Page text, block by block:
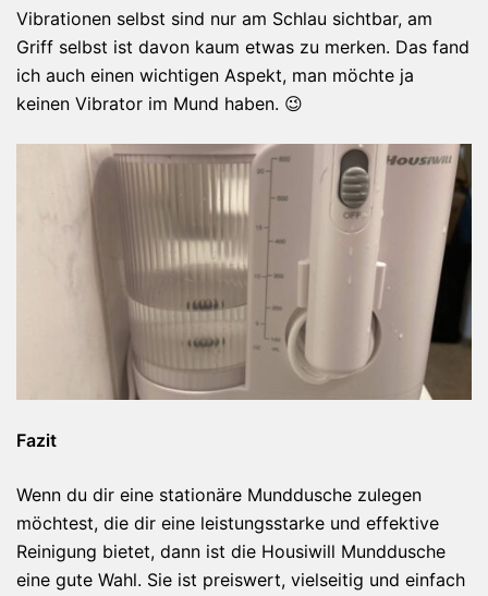
Vibrationen selbst sind nur am Schlau sichtbar, am
Griff selbst ist davon kaum etwas zu merken. Das fand
ich auch einen wichtigen Aspekt, man möchte ja
keinen Vibrator im Mund haben. 😉
Fazit
Wenn du dir eine stationäre Munddusche zulegen
möchtest, die dir eine leistungsstarke und effektive
Reinigung bietet, dann ist die Housiwill Munddusche
eine gute Wahl. Sie ist preiswert, vielseitig und einfach